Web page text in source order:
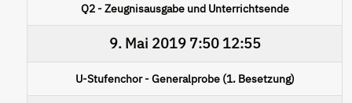
Q2 - Zeugnisausgabe und Unterrichtsende
9. Mai 20197:50 12:55
U-Stufenchor - Generalprobe (1. Besetzung)